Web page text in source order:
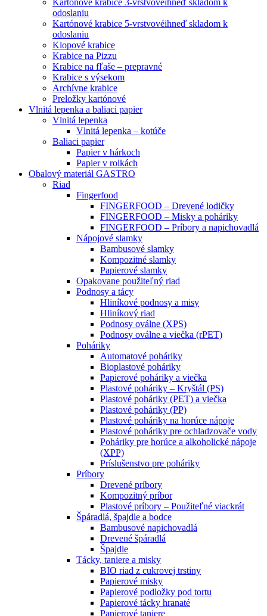
odoslaniu
Kartónové krabice 5-vrstvovéihneď skladom k
odoslaniu
Klopové krabice
Krabice na Pizzu
Krabice na fľaše – prepravné
Krabice s výsekom
Archívne krabice
Preložky kartónové
Vlnitá lepenka a baliaci papier
Vlnitá lepenka
Vlnitá lepenka – kotúče
Baliaci papier
Papier v hárkoch
Papier v rolkách
Obalový materiál GASTRO
Riad
Fingerfood
FINGERFOOD – Drevené lodičky
FINGERFOOD – Misky a poháriky
FINGERFOOD – Príbory a napichovadlá
Nápojové slamky
Bambusové slamky
Kompozitné slamky
Papierové slamky
Opakovane použiteľný riad
Podnosy a tácy
Hliníkové podnosy a misy
Hliníkový riad
Podnosy oválne (XPS)
Podnosy oválne a viečka (rPET)
Poháriky
Automatové poháriky
Bioplastové poháriky
Papierové poháriky a viečka
Plastové poháriky – Kryštál (PS)
Plastové poháriky (PET) a viečka
Plastové poháriky (PP)
Plastové poháriky na horúce nápoje
Plastové poháriky pre ochladzovače vody
Poháriky pre horúce a alkoholické nápoje
(XPP)
Príslušenstvo pre poháriky
Príbory
Drevené príbory
Kompozitný príbor
Plastové príbory – Použiteľné viackrát
Špáradlá, špajdle a bodce
Bambusové napichovadlá
Drevené špáradlá
Špajdle
Tácky, taniere a misky
BIO riad z cukrovej trstiny
Papierové misky
Papierové podložky pod tortu
Papierové tácky hranaté
Papierové taniere